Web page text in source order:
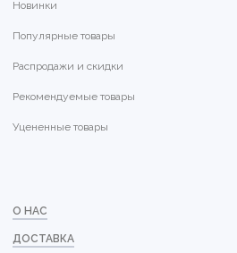
Новинки
Популярные товары
Распродажи и скидки
Рекомендуемые товары
Уцененные товары
О НАС
ДОСТАВКА